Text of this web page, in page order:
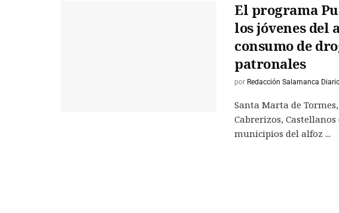
El programa
los jóvenes del
consumo de
patronales
por Redacción Salamanca
Santa Marta de
Cabrerizos,
municipios del alfoz ...